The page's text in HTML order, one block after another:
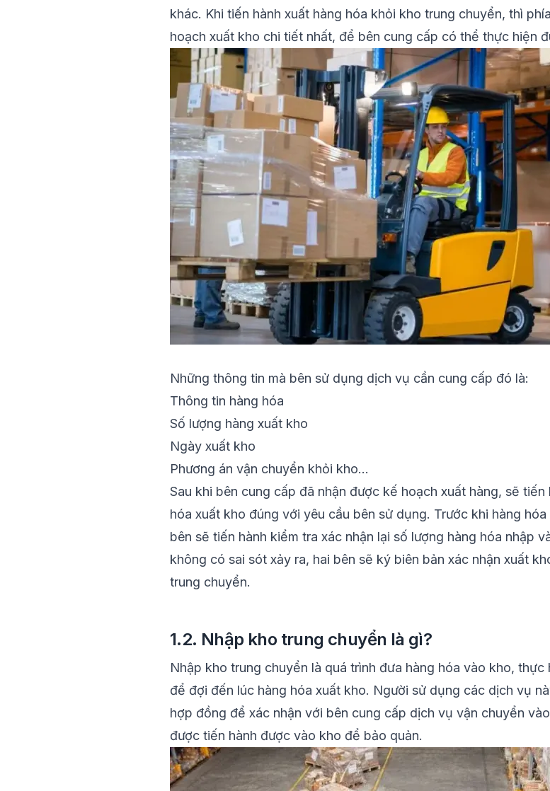
khác. Khi tiến hành xuất hàng hóa khỏi kho trung chuyển, thì
hoạch xuất kho chi tiết nhất, để bên cung cấp có thể thực hiện
Những thông tin mà bên sử dụng dịch vụ cần cung cấp đó là:
Thông tin hàng hóa
Số lượng hàng xuất kho
Ngày xuất kho
Phương án vận chuyển khỏi kho…
Sau khi bên cung cấp đã nhận được kế hoạch xuất hàng, sẽ
hóa xuất kho đúng với yêu cầu bên sử dụng. Trước khi hàng
bên sẽ tiến hành kiểm tra xác nhận lại số lượng hàng hóa nhập
không có sai sót xảy ra, hai bên sẽ ký biên bản xác nhận xuất
trung chuyển.
1.2. Nhập kho trung chuyển là gì?
Nhập kho trung chuyển là quá trình đưa hàng hóa vào kho,
để đợi đến lúc hàng hóa xuất kho. Người sử dụng các dịch vụ
hợp đồng để xác nhận với bên cung cấp dịch vụ vận chuyển
được tiến hành được vào kho để bảo quản.